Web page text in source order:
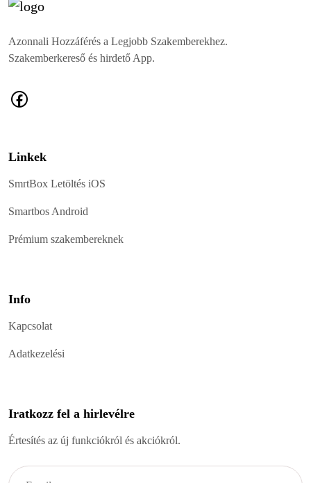
Azonnali Hozzáférés a Legjobb Szakemberekhez.
Szakemberkereső és hirdető App.
Linkek
SmrtBox Letöltés iOS
Smartbos Android
Prémium szakembereknek
Info
Kapcsolat
Adatkezelési
Iratkozz fel a hirlevélre
Értesítés az új funkciókról és akciókról.